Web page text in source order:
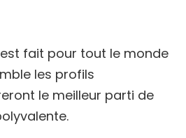
fait pour tout le monde
les profils
le meilleur parti de